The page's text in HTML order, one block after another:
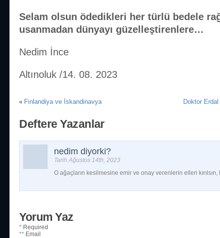
Selam olsun ödedikleri her türlü bedele
usanmadan dünyayı güzelleştirenlere…
Nedim İnce
Altınoluk /14. 08. 2023
« Finlandiya ve İskandinavya Doktor Erdal
Deftere Yazanlar
nedim diyorki?
Tarih Ağustos 14th, 2023
O ağaçların kesilmesine emir ve onay verenlerin elleri
Yorum Yaz
* Required
** Email